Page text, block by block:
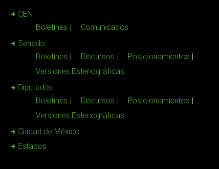
CEN
Boletines
Comunicados
Senado
Boletines
Discursos
Posicionamientos
Versiones Estenográficas
Diputados
Boletines
Discursos
Posicionamientos
Versiones Estenográficas
Ciudad de México
Estados